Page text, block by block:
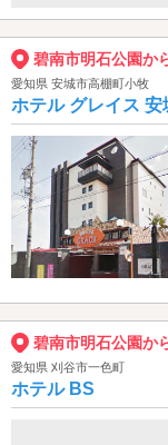
碧南市明石公園か
愛知県 安城市高棚町小牧
ホテル グレイス 安
碧南市明石公園か
愛知県 刈谷市一色町
ホテル BS